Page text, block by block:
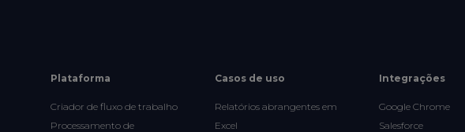
Plataforma
Criador de fluxo de trabalho
Processamento de
Casos de uso
Relatórios abrangentes em
Excel
Integrações
Google Chrome
Salesforce